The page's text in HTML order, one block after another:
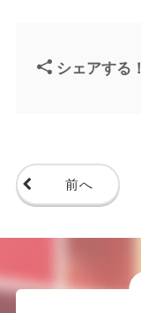
シェアする！
前へ